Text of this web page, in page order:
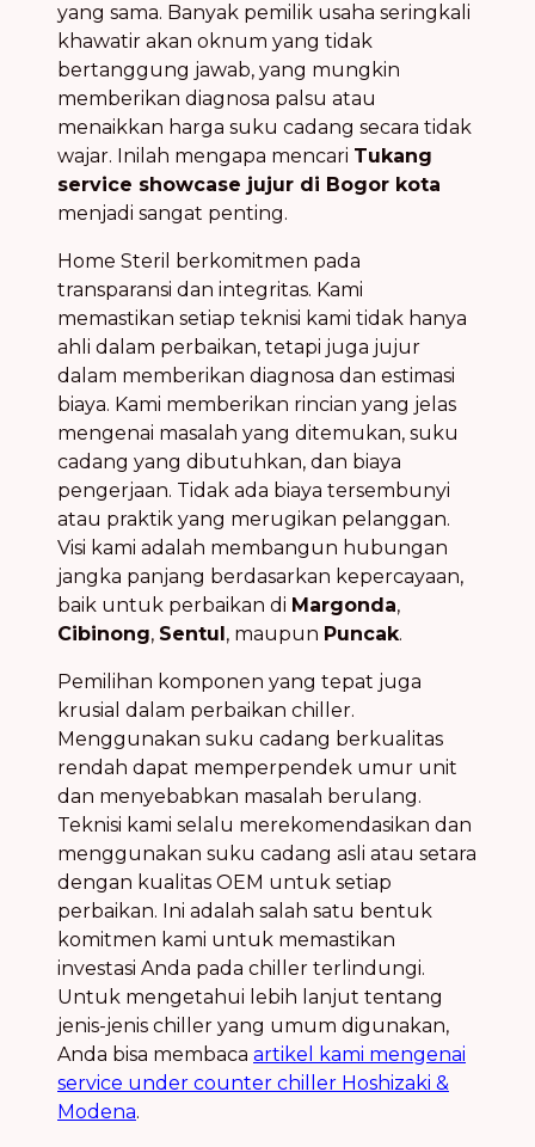
yang sama. Banyak pemilik usaha seringkali
khawatir akan oknum yang tidak
bertanggung jawab, yang mungkin
memberikan diagnosa palsu atau
menaikkan harga suku cadang secara tidak
wajar. Inilah mengapa mencari Tukang
service showcase jujur di Bogor kota
menjadi sangat penting.
Home Steril berkomitmen pada
transparansi dan integritas. Kami
memastikan setiap teknisi kami tidak hanya
ahli dalam perbaikan, tetapi juga jujur
dalam memberikan diagnosa dan estimasi
biaya. Kami memberikan rincian yang jelas
mengenai masalah yang ditemukan, suku
cadang yang dibutuhkan, dan biaya
pengerjaan. Tidak ada biaya tersembunyi
atau praktik yang merugikan pelanggan.
Visi kami adalah membangun hubungan
jangka panjang berdasarkan kepercayaan,
baik untuk perbaikan di Margonda,
Cibinong, Sentul , maupun Puncak.
Pemilihan komponen yang tepat juga
krusial dalam perbaikan chiller.
Menggunakan suku cadang berkualitas
rendah dapat memperpendek umur unit
dan menyebabkan masalah berulang.
Teknisi kami selalu merekomendasikan dan
menggunakan suku cadang asli atau setara
dengan kualitas OEM untuk setiap
perbaikan. Ini adalah salah satu bentuk
komitmen kami untuk memastikan
investasi Anda pada chiller terlindungi.
Untuk mengetahui lebih lanjut tentang
jenis-jenis chiller yang umum digunakan,
Anda bisa membaca artikel kami mengenai
service under counter chiller Hoshizaki &
Modena.